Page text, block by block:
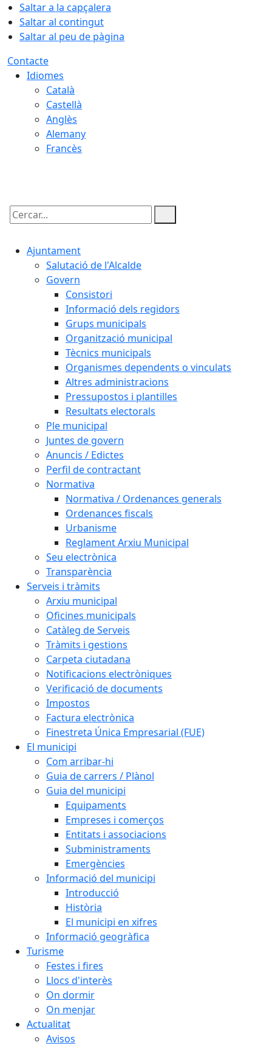
Saltar a la capçalera
Saltar al contingut
Saltar al peu de pàgina
Contacte
Idiomes
Català
Castellà
Anglès
Alemany
Francès
Cercar:
Ajuntament
Salutació de l'Alcalde
Govern
Consistori
Informació dels regidors
Grups municipals
Organització municipal
Tècnics municipals
Organismes dependents o vinculats
Altres administracions
Pressupostos i plantilles
Resultats electorals
Ple municipal
Juntes de govern
Anuncis / Edictes
Perfil de contractant
Normativa
Normativa / Ordenances generals
Ordenances fiscals
Urbanisme
Reglament Arxiu Municipal
Seu electrònica
Transparència
Serveis i tràmits
Arxiu municipal
Oficines municipals
Catàleg de Serveis
Tràmits i gestions
Carpeta ciutadana
Notificacions electròniques
Verificació de documents
Impostos
Factura electrònica
Finestreta Única Empresarial (FUE)
El municipi
Com arribar-hi
Guia de carrers / Plànol
Guia del municipi
Equipaments
Empreses i comerços
Entitats i associacions
Subministraments
Emergències
Informació del municipi
Introducció
Història
El municipi en xifres
Informació geogràfica
Turisme
Festes i fires
Llocs d'interès
On dormir
On menjar
Actualitat
Avisos